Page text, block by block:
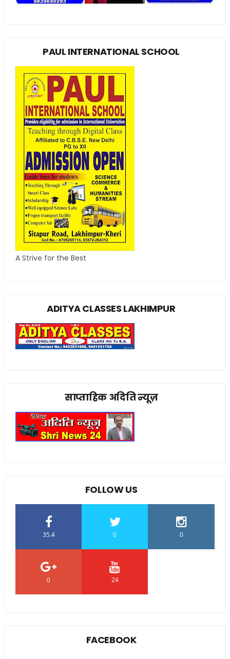
PAUL INTERNATIONAL SCHOOL
A Strive for the Best
ADITYA CLASSES LAKHIMPUR
साप्ताहिक अदिति न्यूज़
FOLLOW US
35.4 0 0
0 24
FACEBOOK